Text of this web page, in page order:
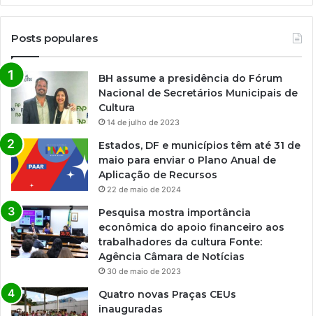
Posts populares
BH assume a presidência do Fórum
Nacional de Secretários Municipais de
Cultura
14 de julho de 2023
Estados, DF e municípios têm até 31 de
maio para enviar o Plano Anual de
Aplicação de Recursos
22 de maio de 2024
Pesquisa mostra importância
econômica do apoio financeiro aos
trabalhadores da cultura Fonte:
Agência Câmara de Notícias
30 de maio de 2023
Quatro novas Praças CEUs
inauguradas